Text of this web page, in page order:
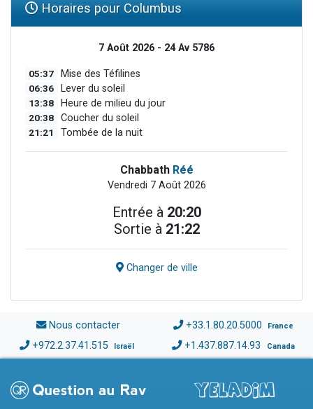
Horaires pour Columbus
7 Août 2026 - 24 Av 5786
05:37 Mise des Téfilines
06:36 Lever du soleil
13:38 Heure de milieu du jour
20:38 Coucher du soleil
21:21 Tombée de la nuit
Chabbath Réé
Vendredi 7 Août 2026
Entrée à 20:20
Sortie à 21:22
Changer de ville
Nous contacter +33.1.80.20.5000 France
+972.2.37.41.515 Israël +1.437.887.14.93 Canada